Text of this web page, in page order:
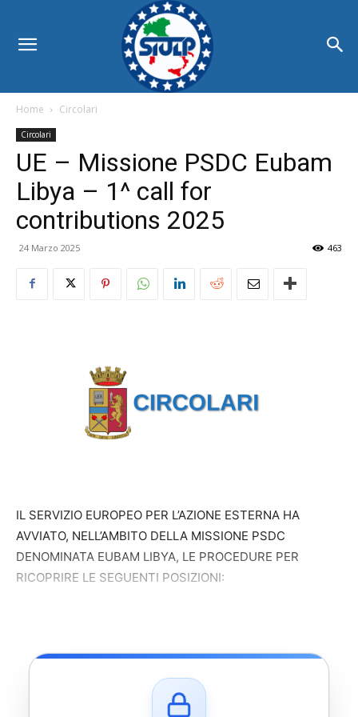
Home Circolari
Circolari
UE – Missione PSDC Eubam
Libya – 1^ call for
contributions 2025
24 Marzo 2025 463
IL SERVIZIO EUROPEO PER L’AZIONE ESTERNA HA
AVVIATO, NELL’AMBITO DELLA MISSIONE PSDC
DENOMINATA EUBAM LIBYA, LE PROCEDURE PER
RICOPRIRE LE SEGUENTI POSIZIONI: